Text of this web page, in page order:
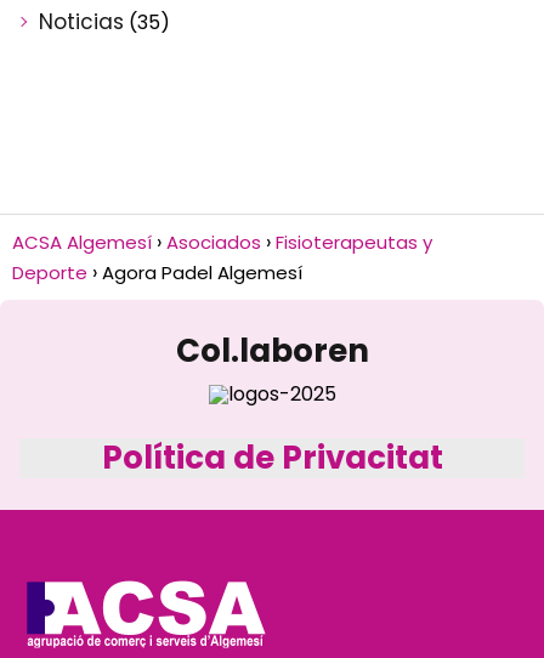
Noticias (35)
ACSA Algemesí Asociados
Fisioterapeutas y
Deporte
Agora Padel Algemesí
Col.laboren
Política de Privacitat